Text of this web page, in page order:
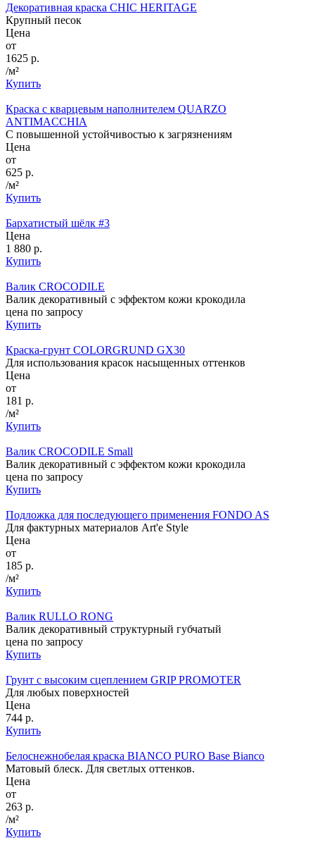
Декоративная краска CHIC HERITAGE
Крупный песок
Цена
от
1625 р.
/м²
Купить
Краска с кварцевым наполнителем QUARZO
ANTIMACCHIA
С повышенной устойчивостью к загрязнениям
Цена
от
625 р.
/м²
Купить
Бархатистый шёлк #3
Цена
1 880 р.
Купить
Валик CROCODILE
Валик декоративный с эффектом кожи крокодила
цена по запросу
Купить
Краска-грунт COLORGRUND GX30
Для использования красок насыщенных оттенков
Цена
от
181 р.
/м²
Купить
Валик CROCODILE Small
Валик декоративный с эффектом кожи крокодила
цена по запросу
Купить
Подложка для последующего применения FONDO AS
Для фактурных материалов Art'e Style
Цена
от
185 р.
/м²
Купить
Валик RULLO RONG
Валик декоративный структурный губчатый
цена по запросу
Купить
Грунт с высоким сцеплением GRIP PROMOTER
Для любых поверхностей
Цена
744 р.
Купить
Белоснежнобелая краска BIANCO PURO Base Bianco
Матовый блеск. Для светлых оттенков.
Цена
от
263 р.
/м²
Купить